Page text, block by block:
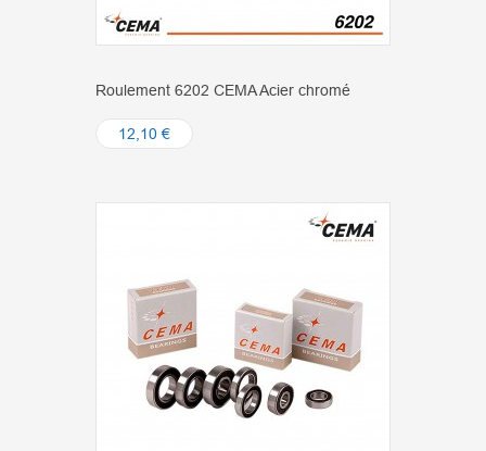
Roulement 6202 CEMA Acier chromé
12,10 €